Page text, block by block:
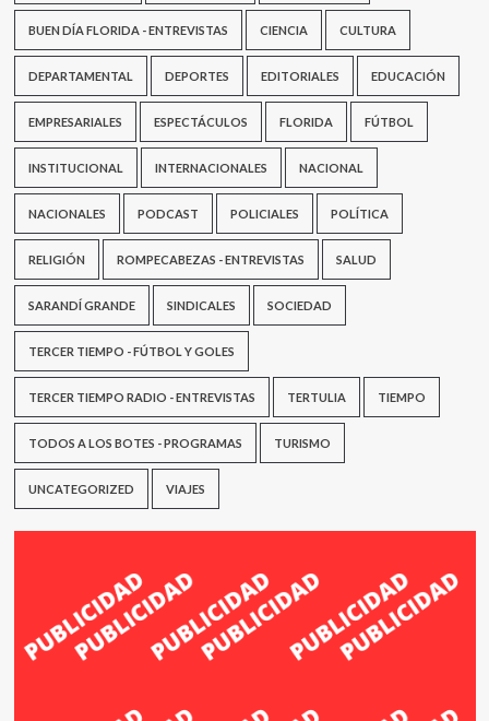
BUEN DÍA FLORIDA - ENTREVISTAS CIENCIA CULTURA
DEPARTAMENTAL DEPORTES EDITORIALES EDUCACIÓN
EMPRESARIALES ESPECTÁCULOS FLORIDA FÚTBOL
INSTITUCIONAL INTERNACIONALES NACIONAL
NACIONALES PODCAST POLICIALES POLÍTICA
RELIGIÓN ROMPECABEZAS - ENTREVISTAS SALUD
SARANDÍ GRANDE SINDICALES SOCIEDAD
TERCER TIEMPO - FÚTBOL Y GOLES
TERCER TIEMPO RADIO - ENTREVISTAS TERTULIA TIEMPO
TODOS A LOS BOTES - PROGRAMAS TURISMO
UNCATEGORIZED VIAJES